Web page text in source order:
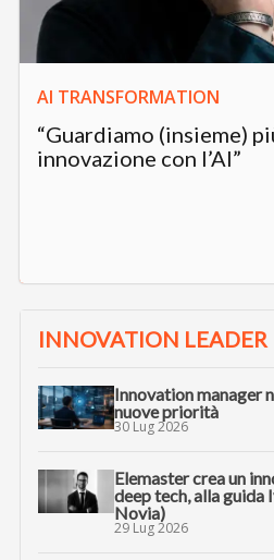
AI TRANSFORMATION
“Guardiamo (insieme)
innovazione con l’AI”
INNOVATION LEADER
Innovation manager
nuove priorità
30 Lug 2026
Elemaster crea un
deep tech, alla guida
Novia)
29 Lug 2026